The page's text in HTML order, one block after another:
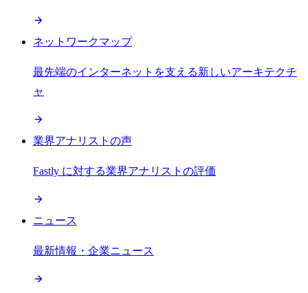
ネットワークマップ
最先端のインターネットを支える新しいアーキテクチ
ャ
業界アナリストの声
Fastly に対する業界アナリストの評価
ニュース
最新情報・企業ニュース